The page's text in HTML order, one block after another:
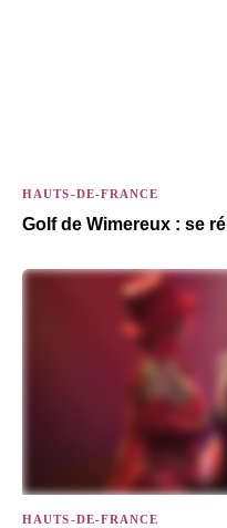
HAUTS-DE-FRANCE
Golf de Wimereux : se
HAUTS-DE-FRANCE